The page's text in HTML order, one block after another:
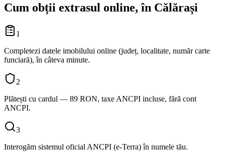
Cum obții extrasul online, în Călărași
1
Completezi datele imobilului online (județ, localitate, număr carte
funciară), în câteva minute.
2
Plătești cu cardul — 89 RON, taxe ANCPI incluse, fără cont
ANCPI.
3
Interogăm sistemul oficial ANCPI (e-Terra) în numele tău.